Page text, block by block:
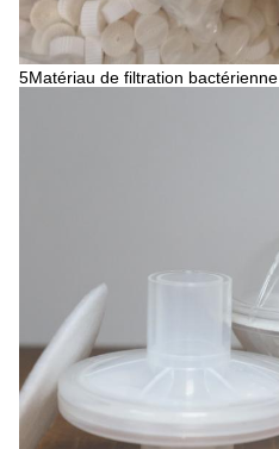
5Matériau de filtration bactérienne